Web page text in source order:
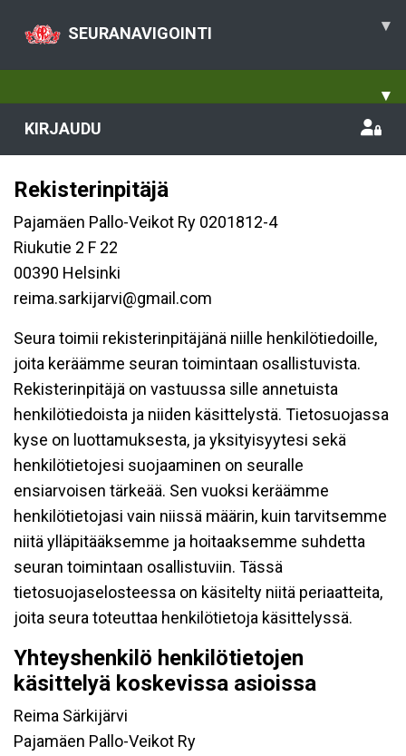
SEURANAVIGOINTI ▾
▾
KIRJAUDU
Rekisterinpitäjä
Pajamäen Pallo-Veikot Ry 0201812-4
Riukutie 2 F 22
00390 Helsinki
reima.sarkijarvi@gmail.com
Seura toimii rekisterinpitäjänä niille henkilötiedoille,
joita keräämme seuran toimintaan osallistuvista.
Rekisterinpitäjä on vastuussa sille annetuista
henkilötiedoista ja niiden käsittelystä. Tietosuojassa
kyse on luottamuksesta, ja yksityisyytesi sekä
henkilötietojesi suojaaminen on seuralle
ensiarvoisen tärkeää. Sen vuoksi keräämme
henkilötietojasi vain niissä määrin, kuin tarvitsemme
niitä ylläpitääksemme ja hoitaaksemme suhdetta
seuran toimintaan osallistuviin. Tässä
tietosuojaselosteessa on käsitelty niitä periaatteita,
joita seura toteuttaa henkilötietoja käsittelyssä.
Yhteyshenkilö henkilötietojen
käsittelyä koskevissa asioissa
Reima Särkijärvi
Pajamäen Pallo-Veikot Ry